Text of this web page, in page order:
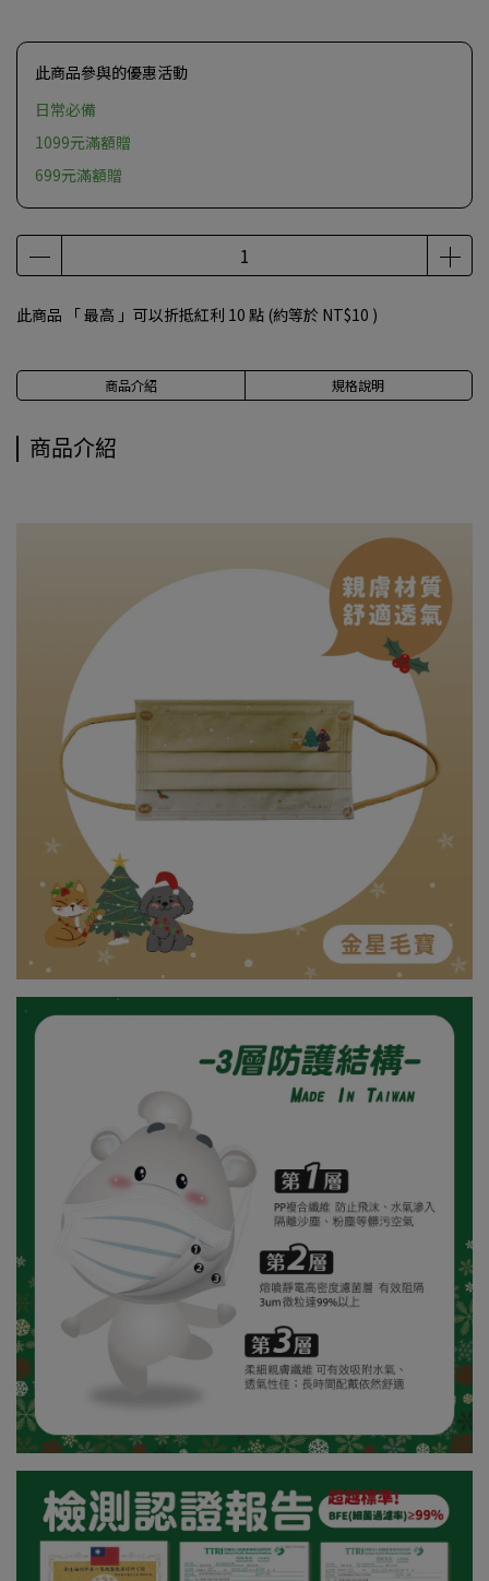
此商品參與的優惠活動
日常必備
1099元滿額贈
699元滿額贈
此商品 「 最高 」可以折抵紅利 10 點 (約等於 NT$10 )
商品介紹 規格說明
商品介紹